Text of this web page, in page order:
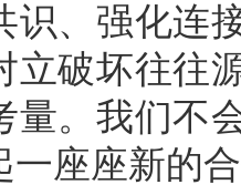
识、强化连
立破坏往往
量。我们不
一座座新的